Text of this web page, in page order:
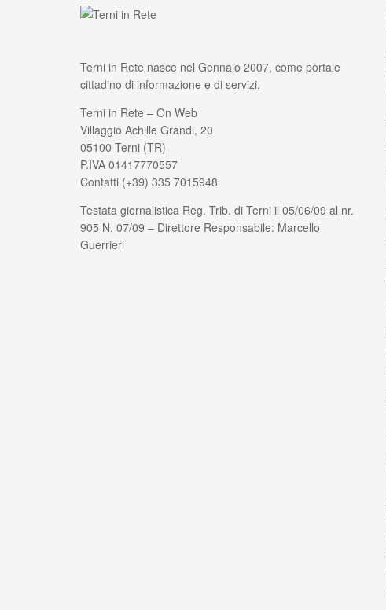
Terni in Rete nasce nel Gennaio 2007, come portale
cittadino di informazione e di servizi.
Terni in Rete – On Web
Villaggio Achille Grandi, 20
05100 Terni (TR)
P.IVA 01417770557
Contatti (+39) 335 7015948
Testata giornalistica Reg. Trib. di Terni il 05/06/09 al nr.
905 N. 07/09 – Direttore Responsabile: Marcello
Guerrieri